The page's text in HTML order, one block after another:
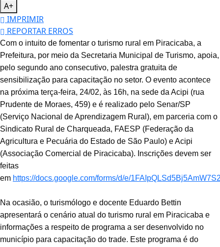
A+
IMPRIMIR
REPORTAR ERROS
Com o intuito de fomentar o turismo rural em Piracicaba, a
Prefeitura, por meio da Secretaria Municipal de Turismo, apoia,
pelo segundo ano consecutivo, palestra gratuita de
sensibilização para capacitação no setor. O evento acontece
na próxima terça-feira, 24/02, às 16h, na sede da Acipi (rua
Prudente de Moraes, 459) e é realizado pelo Senar/SP
(Serviço Nacional de Aprendizagem Rural), em parceria com o
Sindicato Rural de Charqueada, FAESP (Federação da
Agricultura e Pecuária do Estado de São Paulo) e Acipi
(Associação Comercial de Piracicaba). Inscrições devem ser
feitas
em https://docs.google.com/forms/d/e/
Na ocasião, o turismólogo e docente Eduardo Bettin
apresentará o cenário atual do turismo rural em Piracicaba e
informações a respeito de programa a ser desenvolvido no
município para capacitação do trade. Este programa é do